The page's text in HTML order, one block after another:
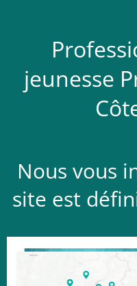
jeunesse
Nous vous
site est